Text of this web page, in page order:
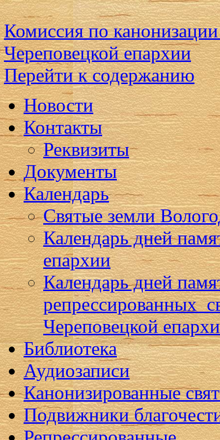
Комиссия по
Череповецкой епархии
Перейти к содержанию
Новости
Контакты
Реквизиты
Документы
Календарь
Святые земли
Календарь дней
епархии
Календарь дней
репрессированных
Череповецкой
Библиотека
Аудиозаписи
Канонизированные
Подвижники